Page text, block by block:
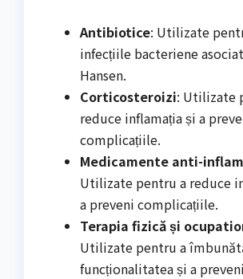
Antibiotice: Utilizate
infecțiile bacteriene
Hansen.
Corticosteroizi: Utilizate
reduce inflamația și a
complicațiile.
Medicamente anti-
Utilizate pentru a reduce
a preveni complicațiile.
Terapia fizică și
Utilizate pentru a
funcționalitatea și a preveni